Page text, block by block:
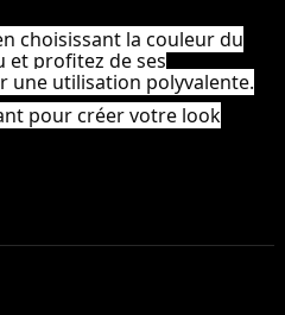
choisissant la couleur du
et profitez de ses
une utilisation polyvalente.
pour créer votre look